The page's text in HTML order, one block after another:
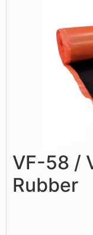
VF-58 /
Rubber